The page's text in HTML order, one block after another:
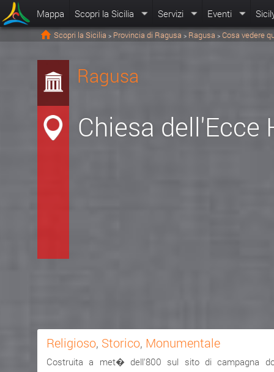
Mappa Scopri la Sicilia Servizi Eventi
Scopri la Sicilia > Provincia di Ragusa > Ragusa > Cosa vedere
Ragusa
Chiesa dell'Ecce
Religioso, Storico, Monumentale
Costruita a met� dell'800 sul sito di campagna